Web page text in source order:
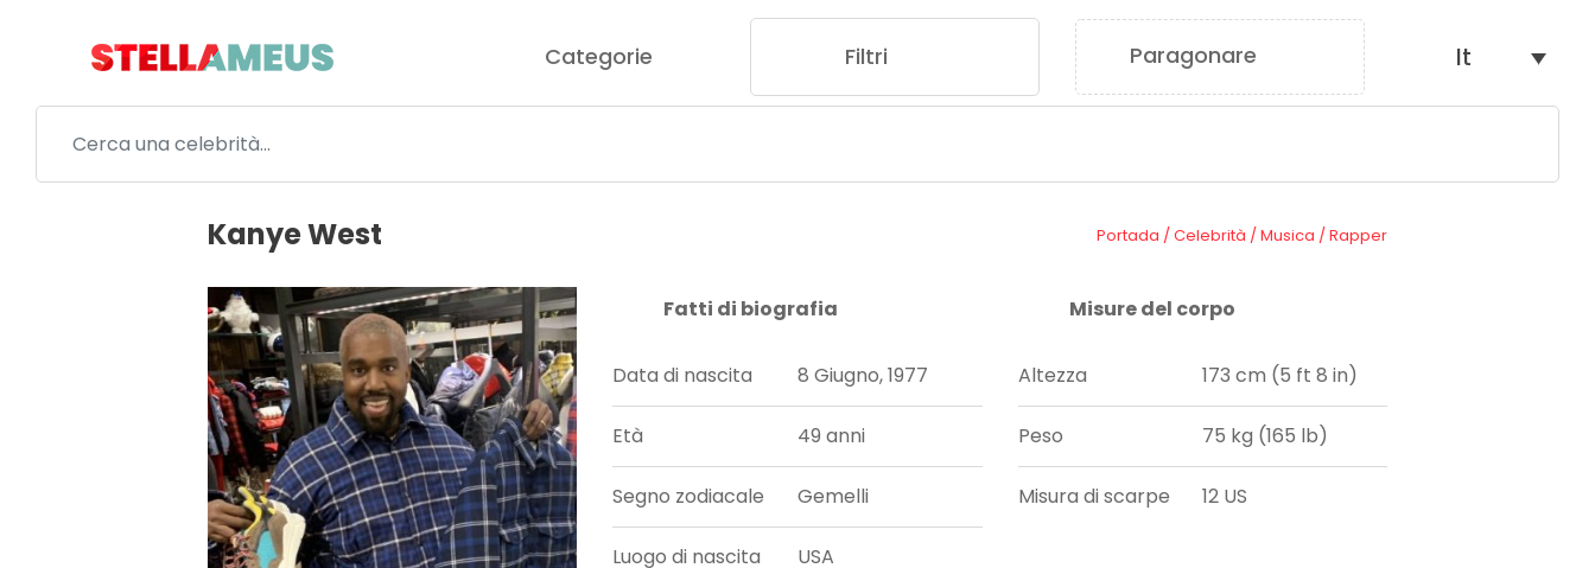
Categorie Filtri Paragonare It
Kanye West Portada /Celebrità /Musica /Rapper
Fatti di biografia
Data di nascita 8 Giugno, 1977
Età 49 anni
Segno zodiacale Gemelli
Luogo di nascita USA
Misure del corpo
Altezza 173 cm (5 ft 8 in)
Peso 75 kg (165 lb)
Misura di scarpe 12 US